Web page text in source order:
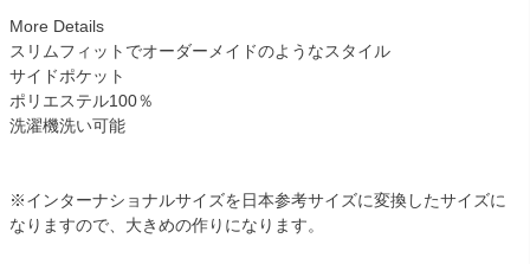
More Details
スリムフィットでオーダーメイドのようなスタイル
サイドポケット
ポリエステル100％
洗濯機洗い可能
※インターナショナルサイズを日本参考サイズに変換したサイズに
なりますので、大きめの作りになります。